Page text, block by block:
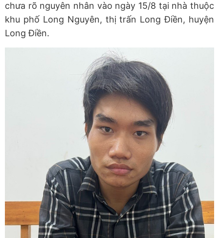
chưa rõ nguyên nhân vào ngày 15/8 tại nhà thuộc
khu phố Long Nguyên, thị trấn Long Điền, huyện
Long Điền.